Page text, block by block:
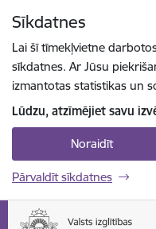
Sīkdatnes
Lai šī tīmekļvietne
sīkdatnes. Ar Jūsu
izmantotas statistikas un
Lūdzu, atzīmējiet savu
Noraidīt
Pārvaldīt sīkdatnes